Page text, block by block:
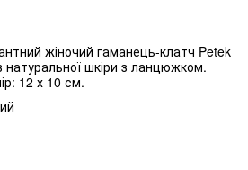
жіночий гаманець-клатч Petek
натуральної шкіри з ланцюжком.
12 х 10 см.